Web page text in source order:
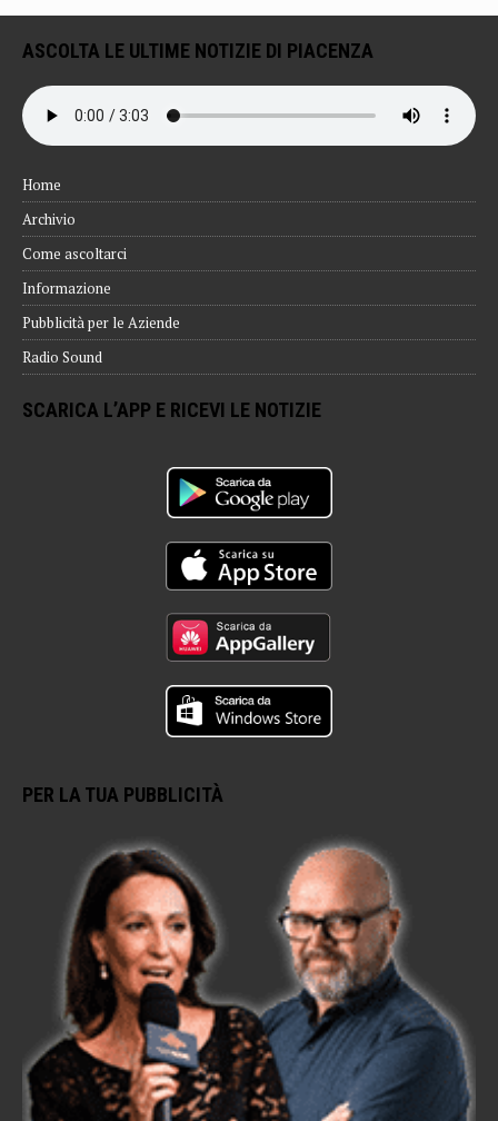
ASCOLTA LE ULTIME NOTIZIE DI PIACENZA
Home
Archivio
Come ascoltarci
Informazione
Pubblicità per le Aziende
Radio Sound
SCARICA L’APP E RICEVI LE NOTIZIE
PER LA TUA PUBBLICITÀ